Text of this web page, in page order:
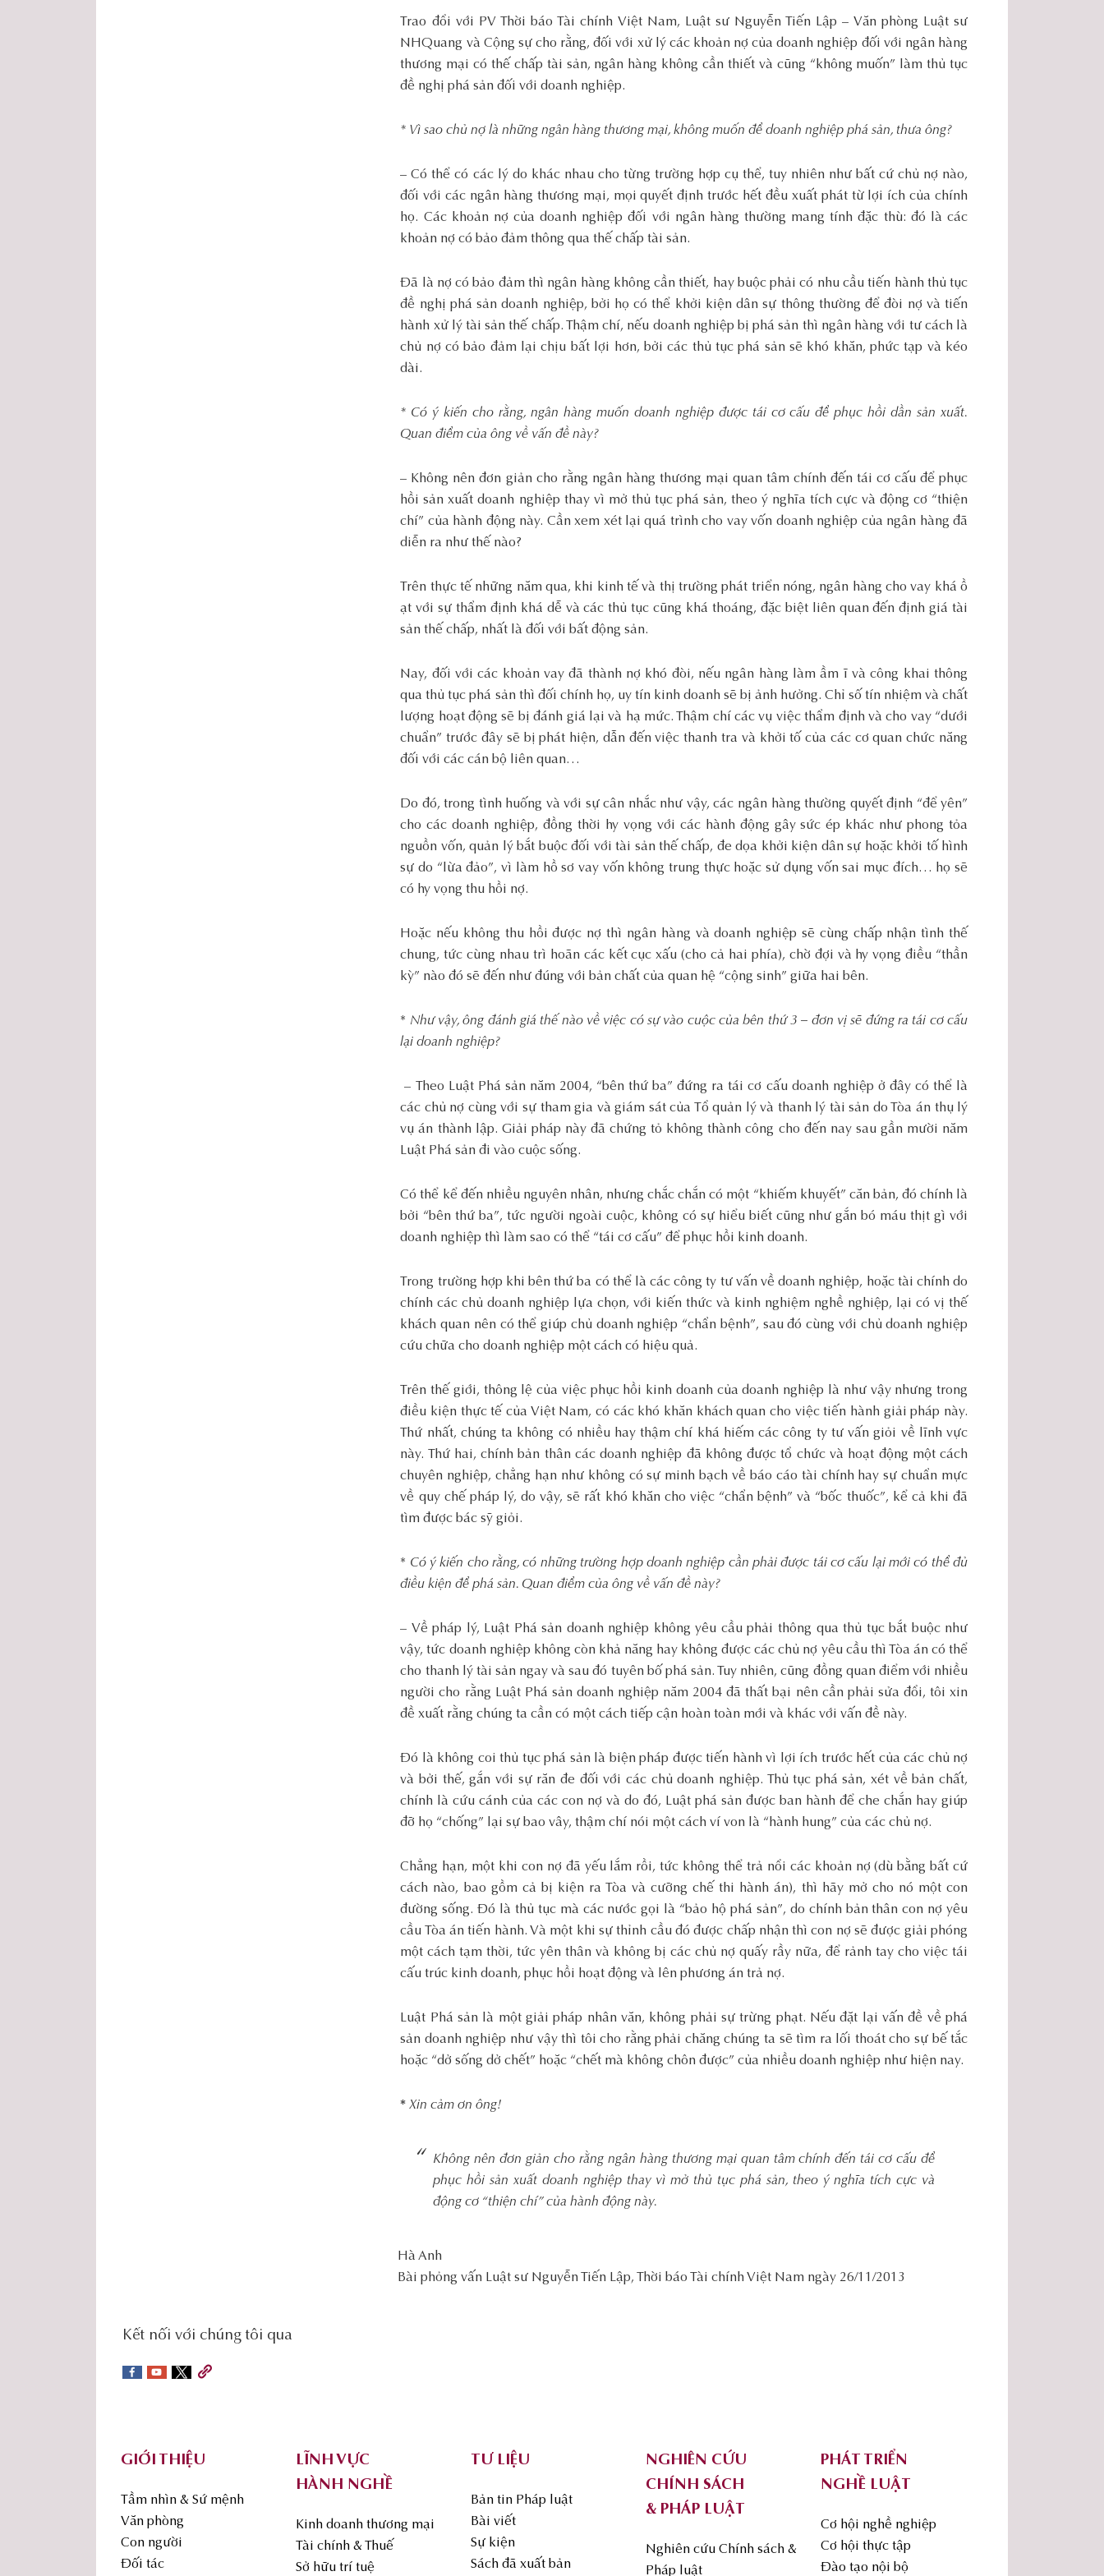
Trao đổi với PV Thời báo Tài chính Việt Nam, Luật sư Nguyễn Tiến Lập – Văn phòng Luật sư
NHQuang và Cộng sự cho rằng, đối với xử lý các khoản nợ của doanh nghiệp đối với ngân hàng
thương mại có thế chấp tài sản, ngân hàng không cần thiết và cũng “không muốn” làm thủ tục
đề nghị phá sản đối với doanh nghiệp.
* Vì sao chủ nợ là những ngân hàng thương mại, không muốn để doanh nghiệp phá sản, thưa ông?
– Có thể có các lý do khác nhau cho từng trường hợp cụ thể, tuy nhiên như bất cứ chủ nợ nào,
đối với các ngân hàng thương mại, mọi quyết định trước hết đều xuất phát từ lợi ích của chính
họ. Các khoản nợ của doanh nghiệp đối với ngân hàng thường mang tính đặc thù: đó là các
khoản nợ có bảo đảm thông qua thế chấp tài sản.
Đã là nợ có bảo đảm thì ngân hàng không cần thiết, hay buộc phải có nhu cầu tiến hành thủ tục
đề nghị phá sản doanh nghiệp, bởi họ có thể khởi kiện dân sự thông thường để đòi nợ và tiến
hành xử lý tài sản thế chấp. Thậm chí, nếu doanh nghiệp bị phá sản thì ngân hàng với tư cách là
chủ nợ có bảo đảm lại chịu bất lợi hơn, bởi các thủ tục phá sản sẽ khó khăn, phức tạp và kéo
dài.
* Có ý kiến cho rằng, ngân hàng muốn doanh nghiệp được tái cơ cấu để phục hồi dần sản xuất.
Quan điểm của ông về vấn đề này?
– Không nên đơn giản cho rằng ngân hàng thương mại quan tâm chính đến tái cơ cấu để phục
hồi sản xuất doanh nghiệp thay vì mở thủ tục phá sản, theo ý nghĩa tích cực và động cơ “thiện
chí” của hành động này. Cần xem xét lại quá trình cho vay vốn doanh nghiệp của ngân hàng đã
diễn ra như thế nào?
Trên thực tế những năm qua, khi kinh tế và thị trường phát triển nóng, ngân hàng cho vay khá ồ
ạt với sự thẩm định khá dễ và các thủ tục cũng khá thoáng, đặc biệt liên quan đến định giá tài
sản thế chấp, nhất là đối với bất động sản.
Nay, đối với các khoản vay đã thành nợ khó đòi, nếu ngân hàng làm ầm ĩ và công khai thông
qua thủ tục phá sản thì đối chính họ, uy tín kinh doanh sẽ bị ảnh hưởng. Chỉ số tín nhiệm và chất
lượng hoạt động sẽ bị đánh giá lại và hạ mức. Thậm chí các vụ việc thẩm định và cho vay “dưới
chuẩn” trước đây sẽ bị phát hiện, dẫn đến việc thanh tra và khởi tố của các cơ quan chức năng
đối với các cán bộ liên quan…
Do đó, trong tình huống và với sự cân nhắc như vậy, các ngân hàng thường quyết định “để yên”
cho các doanh nghiệp, đồng thời hy vọng với các hành động gây sức ép khác như phong tỏa
nguồn vốn, quản lý bắt buộc đối với tài sản thế chấp, đe dọa khởi kiện dân sự hoặc khởi tố hình
sự do “lừa đảo”, vì làm hồ sơ vay vốn không trung thực hoặc sử dụng vốn sai mục đích… họ sẽ
có hy vọng thu hồi nợ.
Hoặc nếu không thu hồi được nợ thì ngân hàng và doanh nghiệp sẽ cùng chấp nhận tình thế
chung, tức cùng nhau trì hoãn các kết cục xấu (cho cả hai phía), chờ đợi và hy vọng điều “thần
kỳ” nào đó sẽ đến như đúng với bản chất của quan hệ “cộng sinh” giữa hai bên.
* Như vậy, ông đánh giá thế nào về việc có sự vào cuộc của bên thứ 3 – đơn vị sẽ đứng ra tái cơ cấu
lại doanh nghiệp?
– Theo Luật Phá sản năm 2004, “bên thứ ba” đứng ra tái cơ cấu doanh nghiệp ở đây có thể là
các chủ nợ cùng với sự tham gia và giám sát của Tổ quản lý và thanh lý tài sản do Tòa án thụ lý
vụ án thành lập. Giải pháp này đã chứng tỏ không thành công cho đến nay sau gần mười năm
Luật Phá sản đi vào cuộc sống.
Có thể kể đến nhiều nguyên nhân, nhưng chắc chắn có một “khiếm khuyết” căn bản, đó chính là
bởi “bên thứ ba”, tức người ngoài cuộc, không có sự hiểu biết cũng như gắn bó máu thịt gì với
doanh nghiệp thì làm sao có thể “tái cơ cấu” để phục hồi kinh doanh.
Trong trường hợp khi bên thứ ba có thể là các công ty tư vấn về doanh nghiệp, hoặc tài chính do
chính các chủ doanh nghiệp lựa chọn, với kiến thức và kinh nghiệm nghề nghiệp, lại có vị thế
khách quan nên có thể giúp chủ doanh nghiệp “chẩn bệnh”, sau đó cùng với chủ doanh nghiệp
cứu chữa cho doanh nghiệp một cách có hiệu quả.
Trên thế giới, thông lệ của việc phục hồi kinh doanh của doanh nghiệp là như vậy nhưng trong
điều kiện thực tế của Việt Nam, có các khó khăn khách quan cho việc tiến hành giải pháp này.
Thứ nhất, chúng ta không có nhiều hay thậm chí khá hiếm các công ty tư vấn giỏi về lĩnh vực
này. Thứ hai, chính bản thân các doanh nghiệp đã không được tổ chức và hoạt động một cách
chuyên nghiệp, chẳng hạn như không có sự minh bạch về báo cáo tài chính hay sự chuẩn mực
về quy chế pháp lý, do vậy, sẽ rất khó khăn cho việc “chẩn bệnh” và “bốc thuốc”, kể cả khi đã
tìm được bác sỹ giỏi.
* Có ý kiến cho rằng, có những trường hợp doanh nghiệp cần phải được tái cơ cấu lại mới có thể đủ
điều kiện để phá sản. Quan điểm của ông về vấn đề này?
– Về pháp lý, Luật Phá sản doanh nghiệp không yêu cầu phải thông qua thủ tục bắt buộc như
vậy, tức doanh nghiệp không còn khả năng hay không được các chủ nợ yêu cầu thì Tòa án có thể
cho thanh lý tài sản ngay và sau đó tuyên bố phá sản. Tuy nhiên, cũng đồng quan điểm với nhiều
người cho rằng Luật Phá sản doanh nghiệp năm 2004 đã thất bại nên cần phải sửa đổi, tôi xin
đề xuất rằng chúng ta cần có một cách tiếp cận hoàn toàn mới và khác với vấn đề này.
Đó là không coi thủ tục phá sản là biện pháp được tiến hành vì lợi ích trước hết của các chủ nợ
và bởi thế, gắn với sự răn đe đối với các chủ doanh nghiệp. Thủ tục phá sản, xét về bản chất,
chính là cứu cánh của các con nợ và do đó, Luật phá sản được ban hành để che chắn hay giúp
đỡ họ “chống” lại sự bao vây, thậm chí nói một cách ví von là “hành hung” của các chủ nợ.
Chẳng hạn, một khi con nợ đã yếu lắm rồi, tức không thể trả nổi các khoản nợ (dù bằng bất cứ
cách nào, bao gồm cả bị kiện ra Tòa và cưỡng chế thi hành án), thì hãy mở cho nó một con
đường sống. Đó là thủ tục mà các nước gọi là “bảo hộ phá sản”, do chính bản thân con nợ yêu
cầu Tòa án tiến hành. Và một khi sự thỉnh cầu đó được chấp nhận thì con nợ sẽ được giải phóng
một cách tạm thời, tức yên thân và không bị các chủ nợ quấy rầy nữa, để rảnh tay cho việc tái
cấu trúc kinh doanh, phục hồi hoạt động và lên phương án trả nợ.
Luật Phá sản là một giải pháp nhân văn, không phải sự trừng phạt. Nếu đặt lại vấn đề về phá
sản doanh nghiệp như vậy thì tôi cho rằng phải chăng chúng ta sẽ tìm ra lối thoát cho sự bế tắc
hoặc “dở sống dở chết” hoặc “chết mà không chôn được” của nhiều doanh nghiệp như hiện nay.
*Xin cảm ơn ông!
Không nên đơn giản cho rằng ngân hàng thương mại quan tâm chính đến tái cơ cấu để
phục hồi sản xuất doanh nghiệp thay vì mở thủ tục phá sản, theo ý nghĩa tích cực và
động cơ “thiện chí” của hành động này.
Hà Anh
Bài phỏng vấn Luật sư Nguyễn Tiến Lập, Thời báo Tài chính Việt Nam ngày 26/11/2013
social-
sidebar
Kết nối với chúng tôi qua
GIỚI THIỆU
Tầm nhìn & Sứ mệnh
Văn phòng
Con người
Đối tác
LĨNH VỰC
HÀNH NGHỀ
Kinh doanh thương mại
Tài chính & Thuế
Sở hữu trí tuệ
TƯ LIỆU
Bản tin Pháp luật
Bài viết
Sự kiện
Sách đã xuất bản
NGHIÊN CỨU
CHÍNH SÁCH
& PHÁP LUẬT
Nghiên cứu Chính sách &
Pháp luật
PHÁT TRIỂN
NGHỀ LUẬT
Cơ hội nghề nghiệp
Cơ hội thực tập
Đào tạo nội bộ